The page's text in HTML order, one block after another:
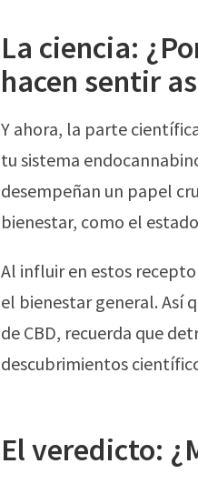
La ciencia:
hacen sentir
Y ahora, la parte
tu sistema
desempeñan un papel
bienestar, como el
Al influir en estos
el bienestar general. Así
de CBD, recuerda que
descubrimientos
El veredicto: